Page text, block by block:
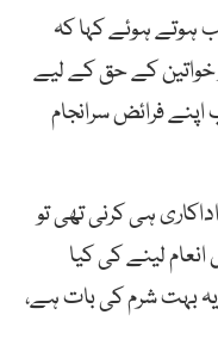
ہوتے ہوئے کہا کہ
خواتین کے حق کے لیے
فرائض سرانجام
ہی کرنی تھی تو
لینے کی کیا
بہت شرم کی بات ہے،